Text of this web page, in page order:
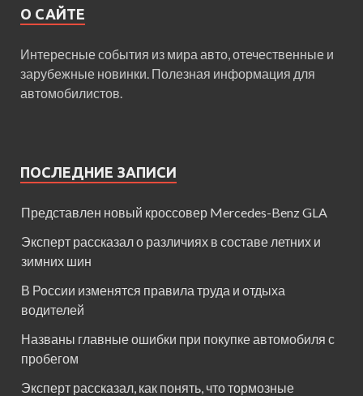
О САЙТЕ
Интересные события из мира авто, отечественные и
зарубежные новинки. Полезная информация для
автомобилистов.
ПОСЛЕДНИЕ ЗАПИСИ
Представлен новый кроссовер Mercedes-Benz GLA
Эксперт рассказал о различиях в составе летних и
зимних шин
В России изменятся правила труда и отдыха
водителей
Названы главные ошибки при покупке автомобиля с
пробегом
Эксперт рассказал, как понять, что тормозные